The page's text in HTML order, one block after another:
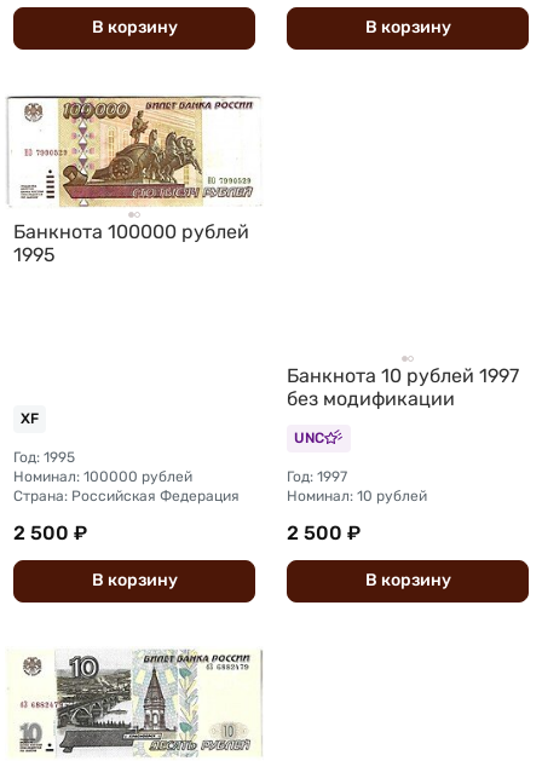
В корзину В корзину
Банкнота 100000 рублей
1995
XF
Год: 1995
Номинал: 100000 рублей
Страна: Российская Федерация
2 500 ₽
В корзину
Банкнота 10 рублей 1997
без модификации
UNC
Год: 1997
Номинал: 10 рублей
2 500 ₽
В корзину